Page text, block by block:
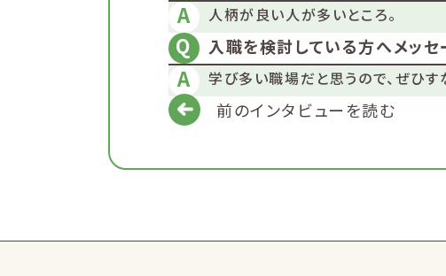
人柄が良い人が多いところ。
入職を検討している方へメッセ
学び多い職場だと思うので、ぜひす
前のインタビューを読む